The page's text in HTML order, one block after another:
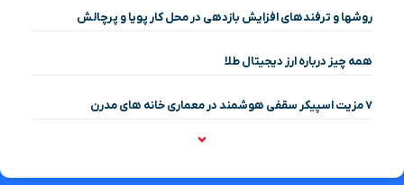
روشها و ترفندهای افزایش بازدهی در محل کار پویا و پرچالش
همه چیز درباره ارز دیجیتال طلا
۷ مزیت اسپیکر سقفی هوشمند در معماری خانه‌ های مدرن